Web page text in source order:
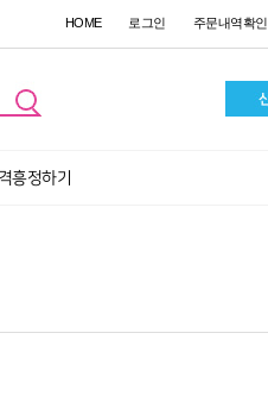
HOME 로그인 주문내역확인
흥정하기